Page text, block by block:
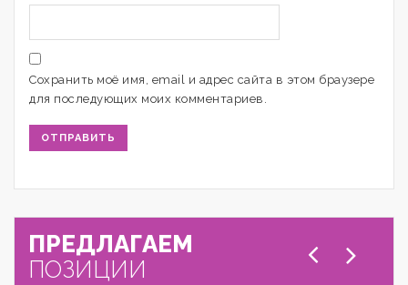
Сохранить моё имя, email и адрес сайта в этом браузере
для последующих моих комментариев.
ПРЕДЛАГАЕМ
ПОЗИЦИИ